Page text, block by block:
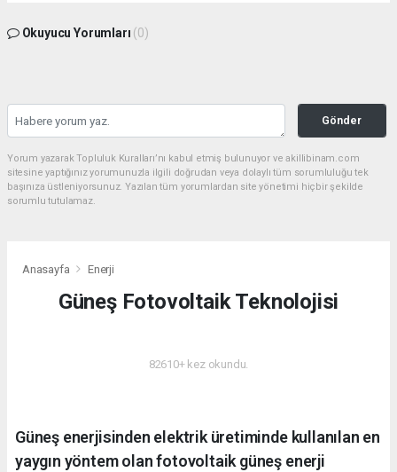
Okuyucu Yorumları (0)
Gönder
Yorum yazarak Topluluk Kuralları’nı kabul etmiş bulunuyor ve akillibinam.com
sitesine yaptığınız yorumunuzla ilgili doğrudan veya dolaylı tüm sorumluluğu tek
başınıza üstleniyorsunuz. Yazılan tüm yorumlardan site yönetimi hiçbir şekilde
sorumlu tutulamaz.
Anasayfa Enerji
Güneş Fotovoltaik Teknolojisi
82610+ kez okundu.
Güneş enerjisinden elektrik üretiminde kullanılan en
yaygın yöntem olan fotovoltaik güneş enerji